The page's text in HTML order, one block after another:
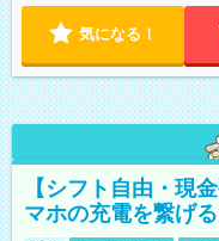
気になる！
【シフト自由・現
マホの充電を繋げる